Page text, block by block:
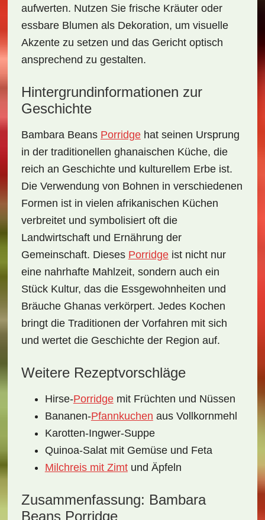
aufwerten. Nutzen Sie frische Kräuter oder
essbare Blumen als Dekoration, um visuelle
Akzente zu setzen und das Gericht optisch
ansprechend zu gestalten.
Hintergrundinformationen zur
Geschichte
Bambara Beans Porridgehat seinen Ursprung
in der traditionellen ghanaischen Küche, die
reich an Geschichte und kulturellem Erbe ist.
Die Verwendung von Bohnen in verschiedenen
Formen ist in vielen afrikanischen Küchen
verbreitet und symbolisiert oft die
Landwirtschaft und Ernährung der
Gemeinschaft. Dieses Porridgeist nicht nur
eine nahrhafte Mahlzeit, sondern auch ein
Stück Kultur, das die Essgewohnheiten und
Bräuche Ghanas verkörpert. Jedes Kochen
bringt die Traditionen der Vorfahren mit sich
und wertet die Geschichte der Region auf.
Weitere Rezeptvorschläge
Hirse-Porridgemit Früchten und Nüssen
Bananen-Pfannkuchen aus Vollkornmehl
Karotten-Ingwer-Suppe
Quinoa-Salat mit Gemüse und Feta
Milchreis mit Zimtund Äpfeln
Zusammenfassung: Bambara
Beans Porridge